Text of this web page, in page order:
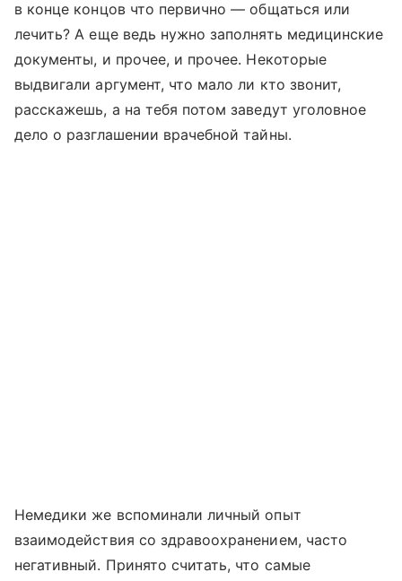
в конце концов что первично — общаться или
лечить? А еще ведь нужно заполнять медицинские
документы, и прочее, и прочее. Некоторые
выдвигали аргумент, что мало ли кто звонит,
расскажешь, а на тебя потом заведут уголовное
дело о разглашении врачебной тайны.
Немедики же вспоминали личный опыт
взаимодействия со здравоохранением, часто
негативный. Принято считать, что самые